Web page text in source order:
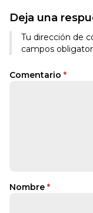
Deja una
Tu dirección de
campos
Comentario *
Nombre *